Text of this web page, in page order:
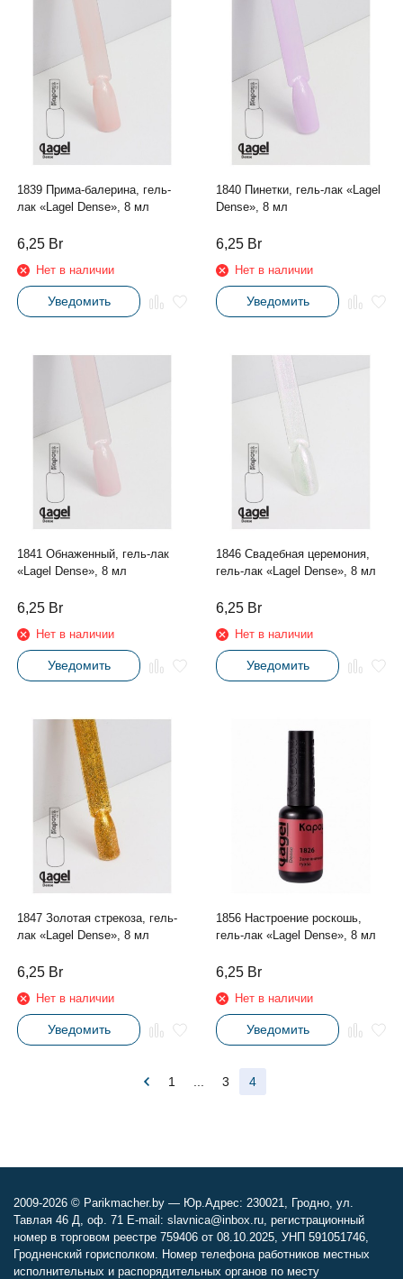
1839 Прима-балерина, гель-
лак «Lagel Dense», 8 мл
6,25 Br
Нет в наличии
Уведомить
1840 Пинетки, гель-лак «Lagel
Dense», 8 мл
6,25 Br
Нет в наличии
Уведомить
1841 Обнаженный, гель-лак
«Lagel Dense», 8 мл
6,25 Br
Нет в наличии
Уведомить
1846 Свадебная церемония,
гель-лак «Lagel Dense», 8 мл
6,25 Br
Нет в наличии
Уведомить
1847 Золотая стрекоза, гель-
лак «Lagel Dense», 8 мл
6,25 Br
Нет в наличии
Уведомить
1856 Настроение роскошь,
гель-лак «Lagel Dense», 8 мл
6,25 Br
Нет в наличии
Уведомить
1 3 4
2009-2026 © Parikmacher.by — Юр.Адрес: 230021, Гродно, ул.
Тавлая 46 Д, оф. 71 E-mail: slavnica@inbox.ru, регистрационный
номер в торговом реестре 759406 от 08.10.2025, УНП 591051746,
Гродненский горисполком. Номер телефона работников местных
исполнительных и распорядительных органов по месту